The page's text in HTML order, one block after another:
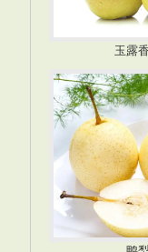
玉露